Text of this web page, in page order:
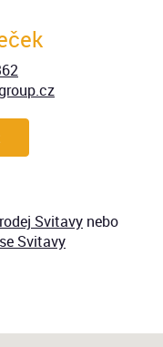
Svitavy nebo
Svitavy